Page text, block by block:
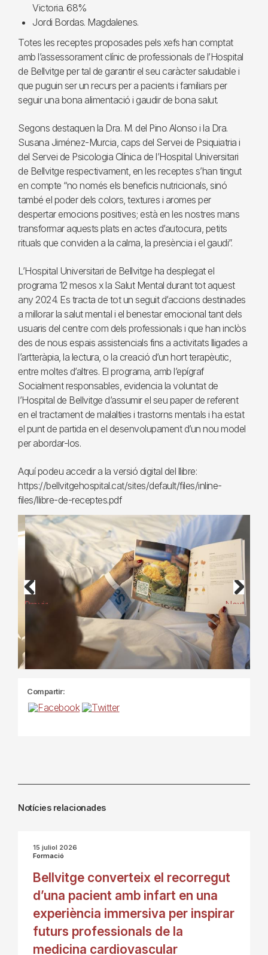
Victoria. 68%
Jordi Bordas. Magdalenes.
Totes les receptes proposades pels xefs han comptat
amb l’assessorament clínic de professionals de l’Hospital
de Bellvitge per tal de garantir el seu caràcter saludable i
que puguin ser un recurs per a pacients i familiars per
seguir una bona alimentació i gaudir de bona salut.
Segons destaquen la Dra. M. del Pino Alonso i la Dra.
Susana Jiménez-Murcia, caps del Servei de Psiquiatria i
del Servei de Psicologia Clínica de l’Hospital Universitari
de Bellvitge respectivament, en les receptes s’han tingut
en compte “no només els beneficis nutricionals, sinó
també el poder dels colors, textures i aromes per
despertar emocions positives; està en les nostres mans
transformar aquests plats en actes d’autocura, petits
rituals que conviden a la calma, la presència i el gaudi”.
L’Hospital Universitari de Bellvitge ha desplegat el
programa 12 mesos x la Salut Mental durant tot aquest
any 2024. Es tracta de tot un seguit d’accions destinades
a millorar la salut mental i el benestar emocional tant dels
usuaris del centre com dels professionals i que han inclòs
des de nous espais assistencials fins a activitats lligades a
l’artteràpia, la lectura, o la creació d’un hort terapèutic,
entre moltes d’altres. El programa, amb l’epígraf
Socialment responsables, evidencia la voluntat de
l’Hospital de Bellvitge d’assumir el seu paper de referent
en el tractament de malalties i trastorns mentals i ha estat
el punt de partida en el desenvolupament d’un nou model
per abordar-los.
Aquí podeu accedir a la versió digital del llibre:
https://bellvitgehospital.cat/sites/default/files/inline-
files/llibre-de-receptes.pdf
Previous Next
Compartir:
Notícies relacionades
15 juliol 2026
Formació
Bellvitge converteix el recorregut
d’una pacient amb infart en una
experiència immersiva per inspirar
futurs professionals de la
medicina cardiovascular